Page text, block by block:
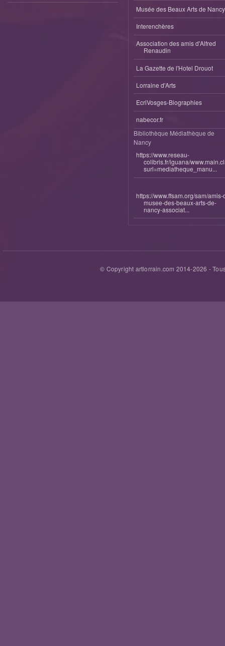
Musée des Beaux Arts de Nancy
Interenchères
Association des amis d'Alfred
Renaudin
La Gazette de l'Hotel Drouot
Lorraine d'Arts
EcriVosges-Biographies
nabecor.fr
Bibliothèque Médiathèque de
Nancy
https://www.reseau-
colibris.fr/iguana/
surl=mediatheque_manu...
https://www.ffsam.org/sam/amis-
musee-des-beaux-arts-de-
nancy-associat...
© Copyright artlorrain.com 2014-2026 -